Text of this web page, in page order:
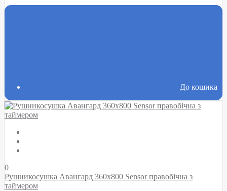
До кошика
0
Рушникосушка Авангард 360х800 Sensor правобічна з
таймером